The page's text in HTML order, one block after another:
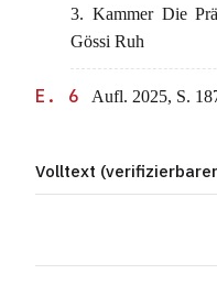
3. Kammer Die
Gössi Ruh
E. 6 Aufl. 2025, S.
Volltext